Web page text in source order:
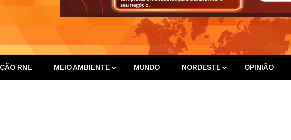
RNE MEIO AMBIENTE MUNDO NORDESTE OPINIÃO